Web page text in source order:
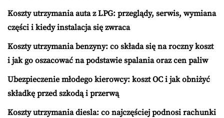
Koszty utrzymania auta z LPG: przeglądy, serwis, wymiana
części i kiedy instalacja się zwraca
Koszty utrzymania benzyny: co składa się na roczny koszt
i jak go oszacować na podstawie spalania oraz cen paliw
Ubezpieczenie młodego kierowcy: koszt OC i jak obniżyć
składkę przed szkodą i przerwą
Koszty utrzymania diesla: co najczęściej podnosi rachunki